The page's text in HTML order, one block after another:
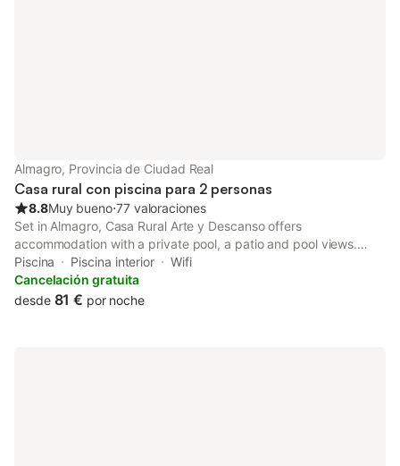
Almagro, Provincia de Ciudad Real
Casa rural con piscina para 2 personas
8.8Muy bueno⋅77 valoraciones
Set in Almagro, Casa Rural Arte y Descanso offers
accommodation with a private pool, a patio and pool views.
Boasting luggage storage space, this property also provides
guests with a sun terrace.
Piscina Piscina interior
Wifi
Cancelación gratuita
desde 81 € por noche